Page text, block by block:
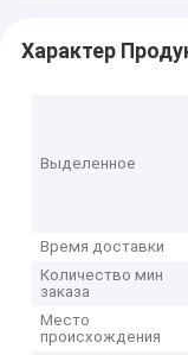
Характер
Выделенное
Время доставки
Количество мин
заказа
Место
происхождения